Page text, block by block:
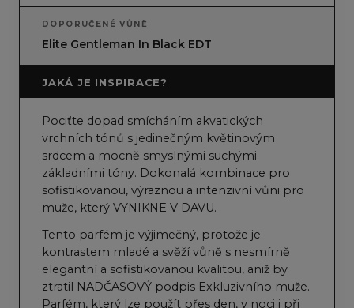
DOPORUČENÉ VŮNĚ
Elite Gentleman In Black EDT
JAKÁ JE INSPIRACE?
Pociťte dopad smícháním akvatických
vrchních tónů s jedinečným květinovým
srdcem a mocně smyslnými suchými
základními tóny. Dokonalá kombinace pro
sofistikovanou, výraznou a intenzivní vůni pro
muže, který VYNIKNE V DAVU.
Tento parfém je výjimečný, protože je
kontrastem mladé a svěží vůně s nesmírně
elegantní a sofistikovanou kvalitou, aniž by
ztratil NADČASOVÝ podpis Exkluzivního muže.
Parfém, který lze použít přes den, v noci i při